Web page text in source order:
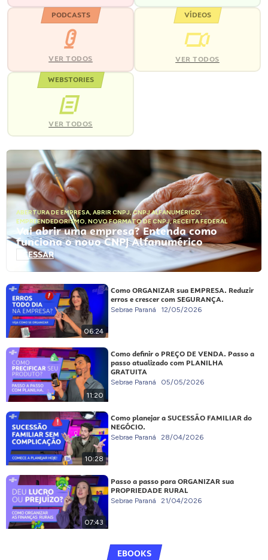
PODCASTS
VER TODOS
VÍDEOS
VER TODOS
WEBSTORIES
VER TODOS
ABERTURA DE EMPRESA, ABRIR CNPJ,CNPJ ALFANUMÉRICO,
EMPREENDEDORISMO, NOVO FORMATO DE CNPJ,RECEITA FEDERAL
Vai abrir uma empresa? Entenda como
funciona o novo CNPJ Alfanumérico
ACESSAR
06:24
Como ORGANIZAR sua EMPRESA. Reduzir
erros e crescer com SEGURANÇA.
Sebrae Paraná 12/05/2026
11:20
Como definir o PREÇO DE VENDA. Passo a
passo atualizado com PLANILHA
GRATUITA
Sebrae Paraná 05/05/2026
10:28
Como planejar a SUCESSÃO FAMILIAR do
NEGÓCIO.
Sebrae Paraná 28/04/2026
07:43
Passo a passo para ORGANIZAR sua
PROPRIEDADE RURAL
Sebrae Paraná 21/04/2026
EBOOKS